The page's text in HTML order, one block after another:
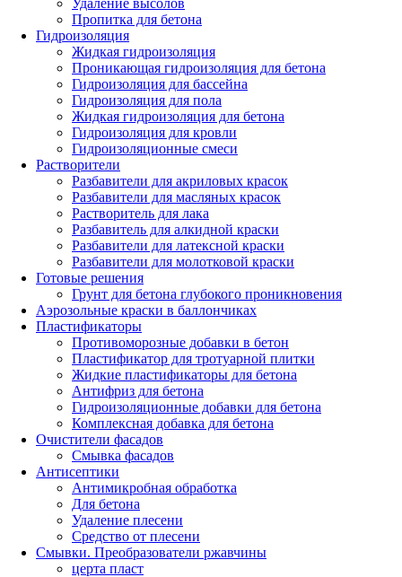
Удаление высолов
Пропитка для бетона
Гидроизоляция
Жидкая гидроизоляция
Проникающая гидроизоляция для бетона
Гидроизоляция для бассейна
Гидроизоляция для пола
Жидкая гидроизоляция для бетона
Гидроизоляция для кровли
Гидроизоляционные смеси
Растворители
Разбавители для акриловых красок
Разбавители для масляных красок
Растворитель для лака
Разбавитель для алкидной краски
Разбавители для латексной краски
Разбавители для молотковой краски
Готовые решения
Грунт для бетона глубокого проникновения
Аэрозольные краски в баллончиках
Пластификаторы
Противоморозные добавки в бетон
Пластификатор для тротуарной плитки
Жидкие пластификаторы для бетона
Антифриз для бетона
Гидроизоляционные добавки для бетона
Комплексная добавка для бетона
Очистители фасадов
Смывка фасадов
Антисептики
Антимикробная обработка
Для бетона
Удаление плесени
Средство от плесени
Смывки. Преобразователи ржавчины
церта пласт